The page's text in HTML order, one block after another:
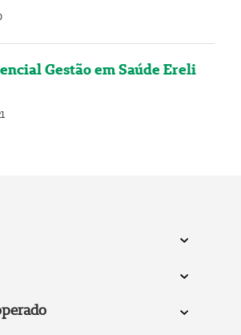
Gestão em Saúde Ereli